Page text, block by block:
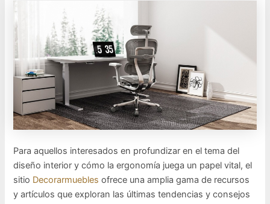
Para aquellos interesados en profundizar en el tema del
diseño interior y cómo la ergonomía juega un papel vital, el
sitio Decorarmuebles ofrece una amplia gama de recursos
y artículos que exploran las últimas tendencias y consejos